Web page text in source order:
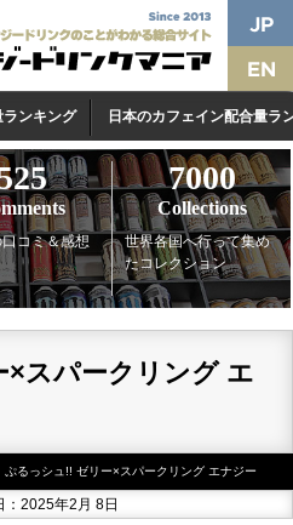
ンキング 日本のカフェイン配合量ラ
コミ＆感想
7000
Collections
世界各国へ行って集め
たコレクション
スパークリング エ
ぷるっシュ!! ゼリー×スパークリング エナジー
2025年2月 8日